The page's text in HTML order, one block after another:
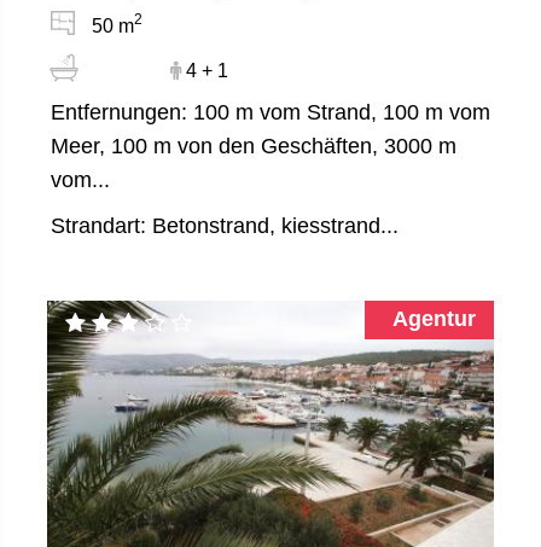
50 m2
4 + 1
Entfernungen: 100 m vom Strand, 100 m vom
Meer, 100 m von den Geschäften, 3000 m
vom...
Strandart: Betonstrand, kiesstrand...
Agentur